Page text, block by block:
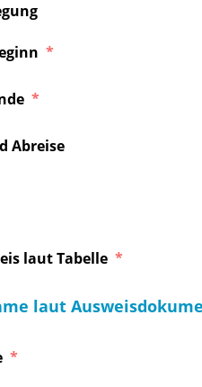
Abreise
laut Tabelle
laut